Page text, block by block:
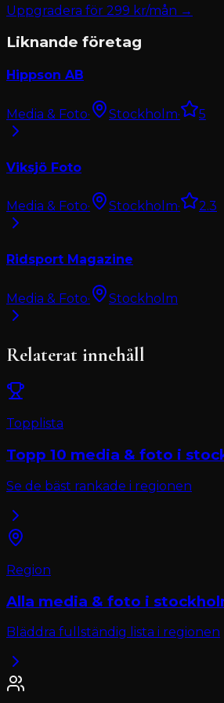
Uppgradera för 299 kr/mån →
Liknande företag
Hippson AB
Media & Foto· Stockholm· 5
Viksjö Foto
Media & Foto· Stockholm· 2.3
Ridsport Magazine
Media & Foto· Stockholm
Relaterat innehåll
Topplista
Topp 10 media & foto i
Se de bäst rankade i regionen
Region
Alla media & foto i
Bläddra fullständig lista i regionen